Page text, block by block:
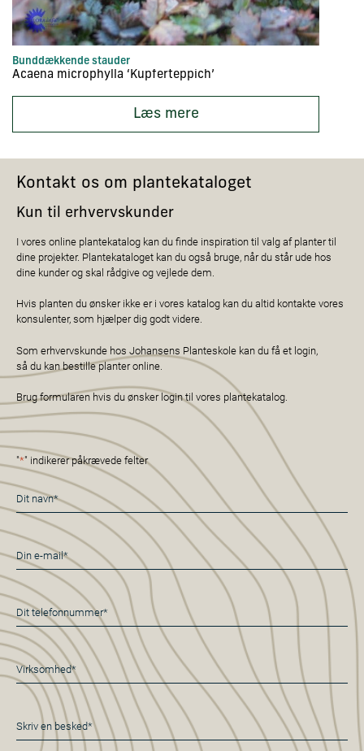
Bunddækkende stauder
Acaena microphylla ‘Kupferteppich’
Læs mere
Kontakt os om plantekataloget
Kun til erhvervskunder
I vores online plantekatalog kan du finde inspiration til valg af planter til
dine projekter. Plantekataloget kan du også bruge, når du står ude hos
dine kunder og skal rådgive og vejlede dem.
Hvis planten du ønsker ikke er i vores katalog kan du altid kontakte vores
konsulenter, som hjælper dig godt videre.
Som erhvervskunde hos Johansens Planteskole kan du få et login,
så du kan bestille planter online.
Brug formularen hvis du ønsker login til vores plantekatalog.
"*" indikerer påkrævede felter
Navn
*
E-
mail
*
Telefon
*
Virksomhed*
*
Besked
*